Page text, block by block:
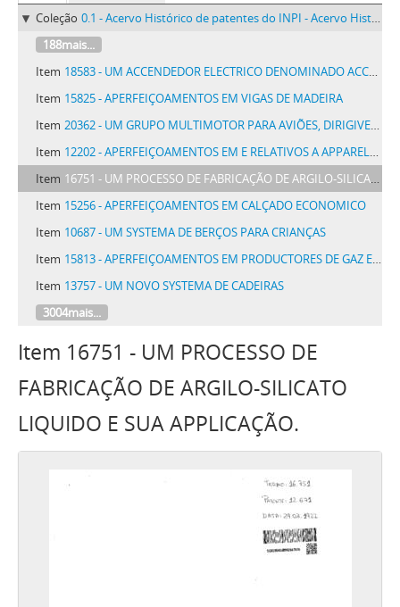
Coleção 0.1 - Acervo Histórico de patentes do INPI - Acervo Histórico de patentes do INPI
188mais...
Item 18583 - UM ACCENDEDOR ELECTRICO DENOMINADO ACCENDEDOR LIMA
Item 15825 - APERFEIÇOAMENTOS EM VIGAS DE MADEIRA
Item 20362 - UM GRUPO MULTIMOTOR PARA AVIÕES, DIRIGIVEIS E SIMILHANTES
Item 12202 - APERFEIÇOAMENTOS EM E RELATIVOS A APPARELHOS DIFFERENCIAES
Item 16751 - UM PROCESSO DE FABRICAÇÃO DE ARGILO-SILICATO LIQUIDO E SUA APPLICAÇÃO.
Item 15256 - APERFEIÇOAMENTOS EM CALÇADO ECONOMICO
Item 10687 - UM SYSTEMA DE BERÇOS PARA CRIANÇAS
Item 15813 - APERFEIÇOAMENTOS EM PRODUCTORES DE GAZ E SEMELHANTES
Item 13757 - UM NOVO SYSTEMA DE CADEIRAS
3004mais...
Item 16751 - UM PROCESSO DE
FABRICAÇÃO DE ARGILO-SILICATO
LIQUIDO E SUA APPLICAÇÃO.